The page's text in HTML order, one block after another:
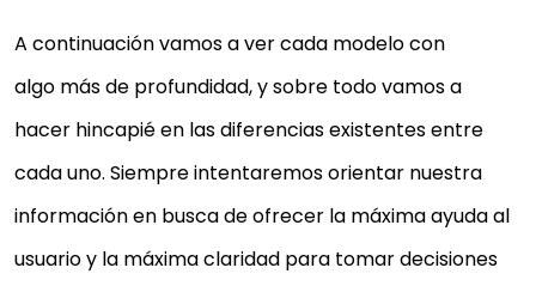
A continuación vamos a ver cada modelo con
algo más de profundidad, y sobre todo vamos a
hacer hincapié en las diferencias existentes entre
cada uno. Siempre intentaremos orientar nuestra
información en busca de ofrecer la máxima ayuda al
usuario y la máxima claridad para tomar decisiones